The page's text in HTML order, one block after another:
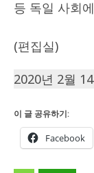
등 독일 사회
(편집실)
2020년 2월
이 글 공유하기:
Facebook